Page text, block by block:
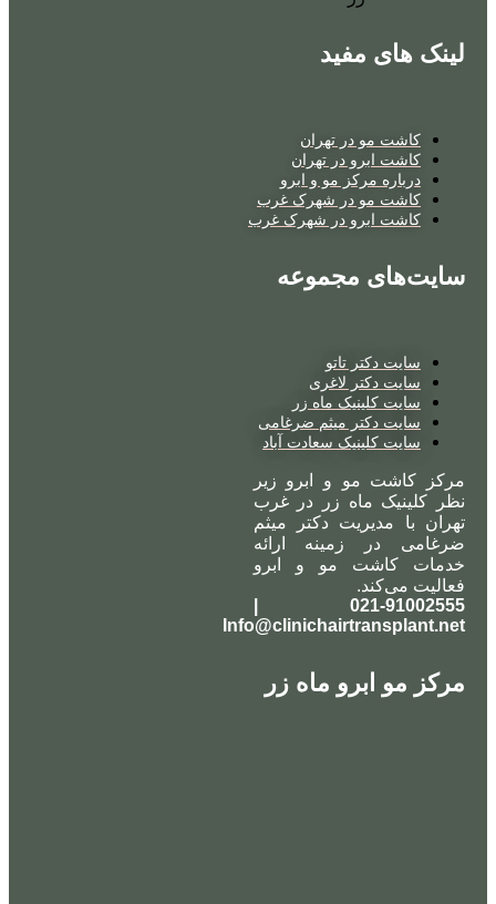
لینک های مفید
کاشت مو در تهران
کاشت ابرو در تهران
درباره مرکز مو و ابرو
کاشت مو در شهرک غرب
کاشت ابرو در شهرک غرب
سایت‌های مجموعه
سایت دکتر تاتو
سایت دکتر لاغری
سایت کلینیک ماه زر
سایت دکتر میثم ضرغامی
سایت کلینیک سعادت آباد
مرکز کاشت مو و ابرو زیر
نظر کلینیک ماه زر در غرب
تهران با مدیریت دکتر میثم
ضرغامی در زمینه ارائه
خدمات کاشت مو و ابرو
فعالیت می‌کند.
Info@clinichairtransplant.net
مرکز مو ابرو ماه زر